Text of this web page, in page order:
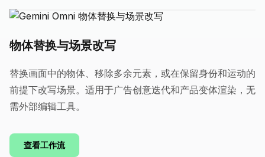
物体替换与场景改写
替换画面中的物体、移除多余元素，或在保留身份和运动的
前提下改写场景。适用于广告创意迭代和产品变体渲染，无
需外部编辑工具。
查看工作流